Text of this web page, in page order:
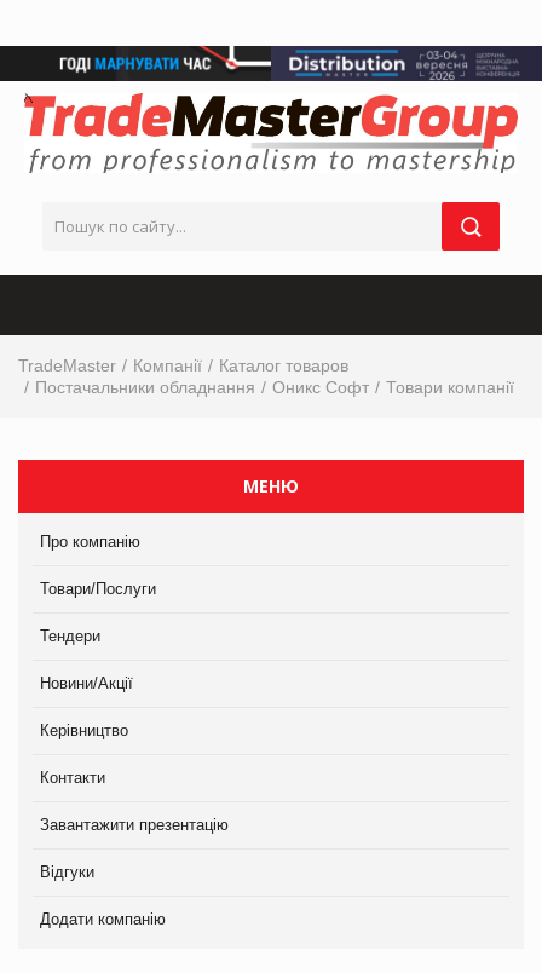
TradeMaster Компанії
Каталог товаров
Постачальники обладнання
Оникс Софт Товари компанії
МЕНЮ
Про компанію
Товари/Послуги
Тендери
Новини/Акції
Керівництво
Контакти
Завантажити презентацію
Відгуки
Додати компанію